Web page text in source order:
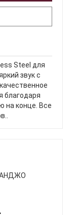
Steel для
звук с
благодаря
на конце. Все